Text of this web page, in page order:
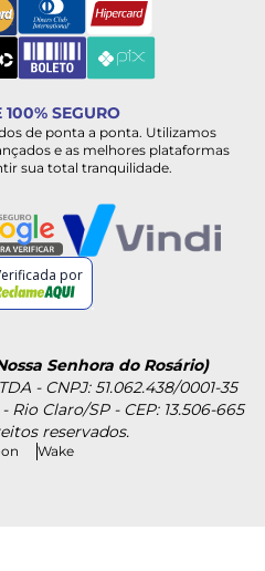
SEGURO
de ponta a ponta. Utilizamos
e as melhores plataformas
sua total tranquilidade.
por
Senhora do Rosário)
- CNPJ: 51.062.438/0001-35
Rio Claro/SP - CEP: 13.506-665
reservados.
Wake